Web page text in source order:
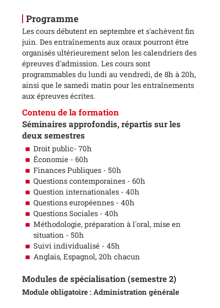
Programme
Les cours débutent en septembre et s'achèvent fin
juin. Des entraînements aux oraux pourront être
organisés ultérieurement selon les calendriers des
épreuves d'admission. Les cours sont
programmables du lundi au vendredi, de 8h à 20h,
ainsi que le samedi matin pour les entraînements
aux épreuves écrites.
Contenu de la formation
Séminaires approfondis, répartis sur les
deux semestres
Droit public- 70h
Économie - 60h
Finances Publiques - 50h
Questions contemporaines - 60h
Question internationales - 40h
Questions européennes - 40h
Questions Sociales - 40h
Méthodologie, préparation à l'oral, mise en
situation - 50h
Suivi individualisé - 45h
Anglais, Espagnol, 20h chacun
Modules de spécialisation (semestre 2)
Module obligatoire : Administration générale